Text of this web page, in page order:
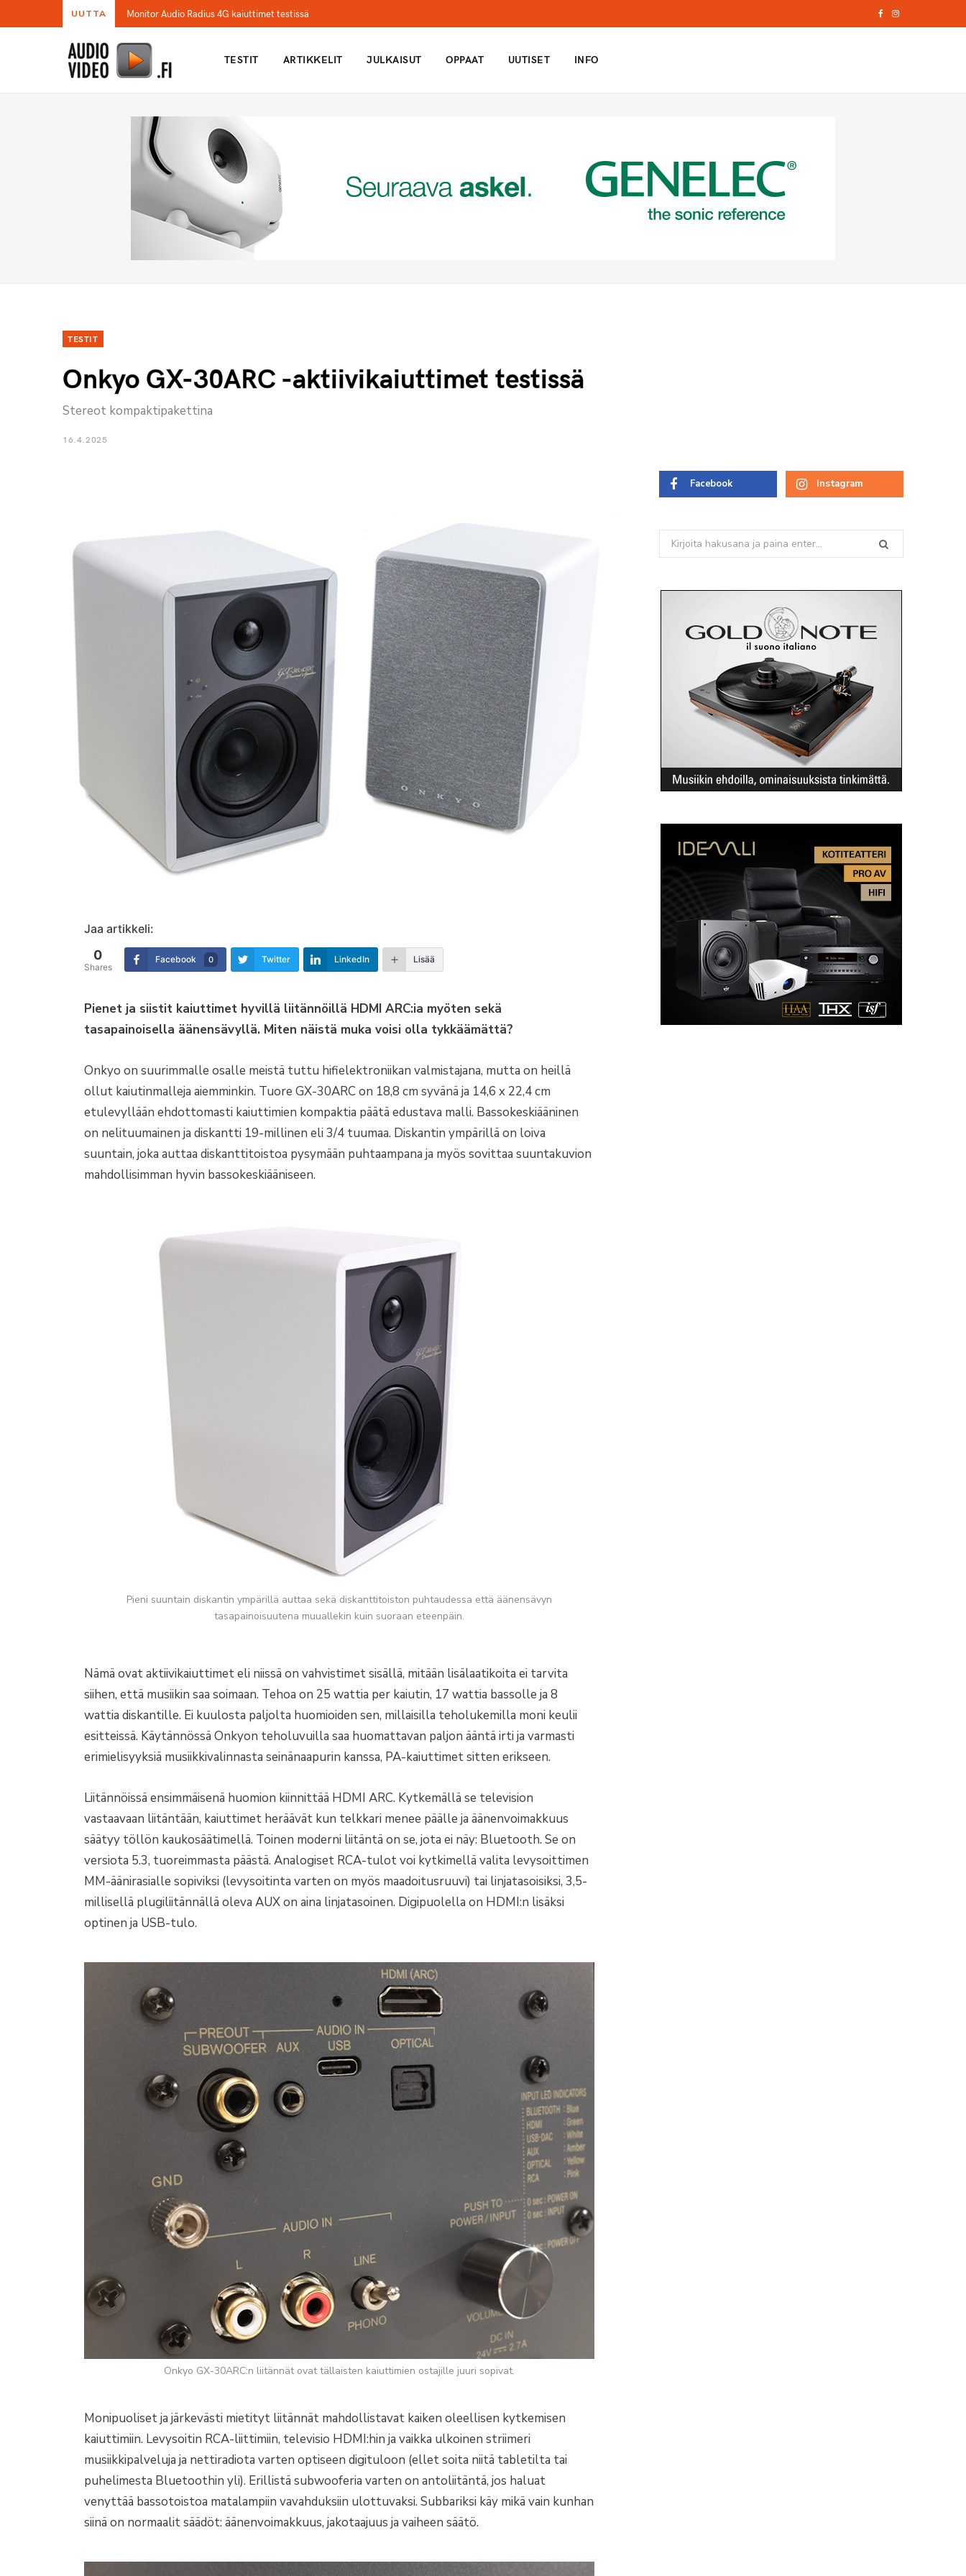
UUTTA Monitor Audio Radius 4G kaiuttimet testissä I
TESTIT ARTIKKELIT JULKAISUT OPPAAT UUTISET INFO
TESTIT
Onkyo GX-30ARC -aktiivikaiuttimet testissä
Stereot kompaktipakettina
16.4.2025
Jaa artikkeli:
0
Shares
Facebook 0 Twitter LinkedIn Lisää
Pienet ja siistit kaiuttimet hyvillä liitännöillä HDMI ARC:ia myöten sekä
tasapainoisella äänensävyllä. Miten näistä muka voisi olla tykkäämättä?
Onkyo on suurimmalle osalle meistä tuttu hifielektroniikan valmistajana, mutta on heillä
ollut kaiutinmalleja aiemminkin. Tuore GX-30ARC on 18,8 cm syvänä ja 14,6 x 22,4 cm
etulevyllään ehdottomasti kaiuttimien kompaktia päätä edustava malli. Bassokeskiääninen
on nelituumainen ja diskantti 19-millinen eli 3/4 tuumaa. Diskantin ympärillä on loiva
suuntain, joka auttaa diskanttitoistoa pysymään puhtaampana ja myös sovittaa suuntakuvion
mahdollisimman hyvin bassokeskiääniseen.
Pieni suuntain diskantin ympärillä auttaa sekä diskanttitoiston puhtaudessa että äänensävyn
tasapainoisuutena muuallekin kuin suoraan eteenpäin.
Nämä ovat aktiivikaiuttimet eli niissä on vahvistimet sisällä, mitään lisälaatikoita ei tarvita
siihen, että musiikin saa soimaan. Tehoa on 25 wattia per kaiutin, 17 wattia bassolle ja 8
wattia diskantille. Ei kuulosta paljolta huomioiden sen, millaisilla teholukemilla moni keulii
esitteissä. Käytännössä Onkyon teholuvuilla saa huomattavan paljon ääntä irti ja varmasti
erimielisyyksiä musiikkivalinnasta seinänaapurin kanssa, PA-kaiuttimet sitten erikseen.
Liitännöissä ensimmäisenä huomion kiinnittää HDMI ARC. Kytkemällä se television
vastaavaan liitäntään, kaiuttimet heräävät kun telkkari menee päälle ja äänenvoimakkuus
säätyy töllön kaukosäätimellä. Toinen moderni liitäntä on se, jota ei näy: Bluetooth. Se on
versiota 5.3, tuoreimmasta päästä. Analogiset RCA-tulot voi kytkimellä valita levysoittimen
MM-äänirasialle sopiviksi (levysoitinta varten on myös maadoitusruuvi) tai linjatasoisiksi, 3,5-
millisellä plugiliitännällä oleva AUX on aina linjatasoinen. Digipuolella on HDMI:n lisäksi
optinen ja USB-tulo.
Onkyo GX-30ARC:n liitännät ovat tällaisten kaiuttimien ostajille juuri sopivat.
Monipuoliset ja järkevästi mietityt liitännät mahdollistavat kaiken oleellisen kytkemisen
kaiuttimiin. Levysoitin RCA-liittimiin, televisio HDMI:hin ja vaikka ulkoinen striimeri
musiikkipalveluja ja nettiradiota varten optiseen digituloon (ellet soita niitä tabletilta tai
puhelimesta Bluetoothin yli). Erillistä subwooferia varten on antoliitäntä, jos haluat
venyttää bassotoistoa matalampiin vavahduksiin ulottuvaksi. Subbariksi käy mikä vain kunhan
siinä on normaalit säädöt: äänenvoimakkuus, jakotaajuus ja vaiheen säätö.
Facebook Instagram
Search
for: